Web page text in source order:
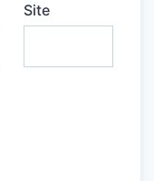
Site